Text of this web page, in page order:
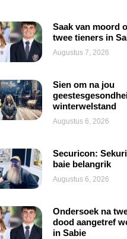
Saak van moord
twee tieners in
Augustus 7, 2026
Sien om na jou
winterwelstand
Augustus 6, 2026
Securicon:
baie belangrik
Augustus 6, 2026
Ondersoek na
dood aangetref
in Sabie